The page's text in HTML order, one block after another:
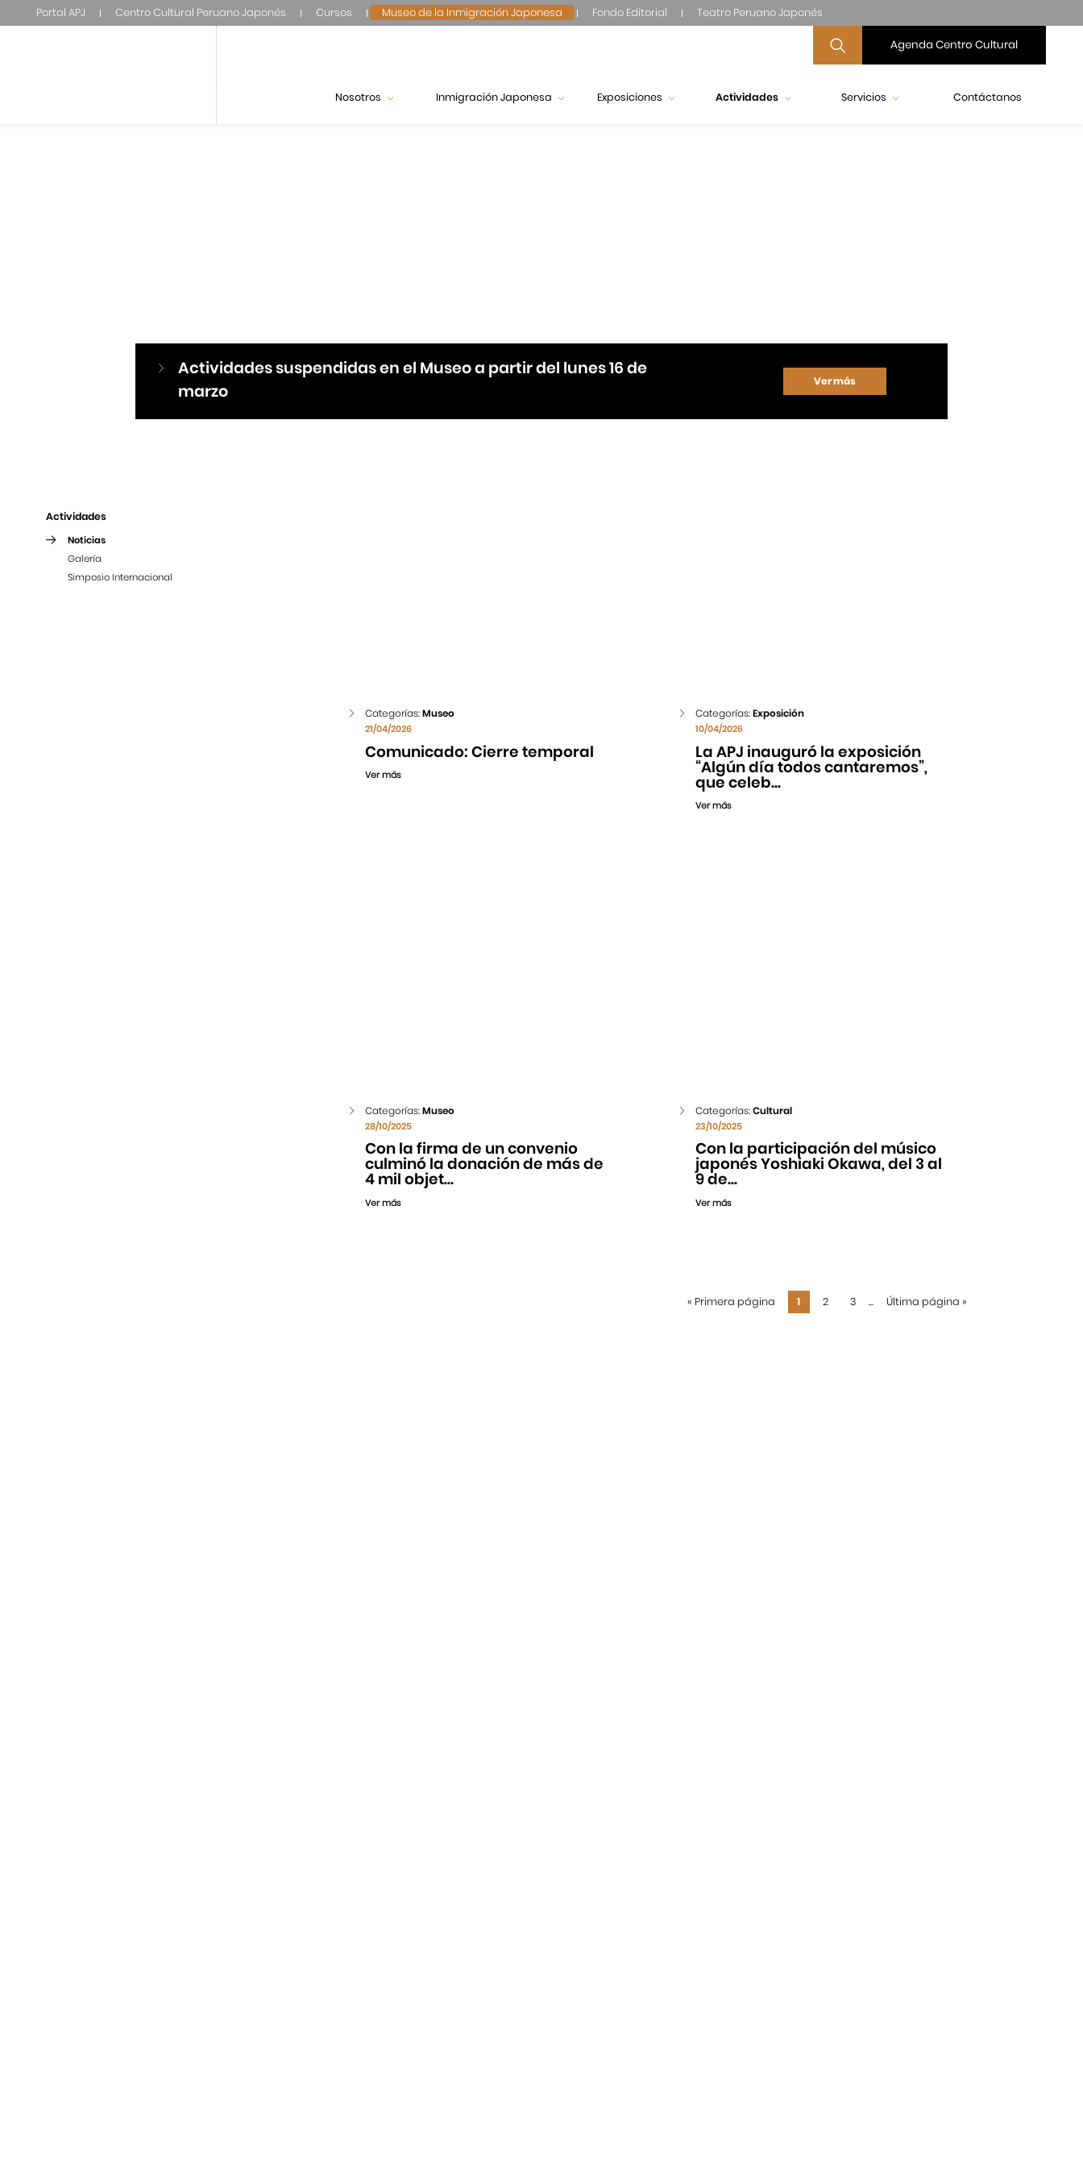
Portal APJ Centro Cultural Peruano Japonés Cursos Museo de la Inmigración Japonesa Fondo Editorial Teatro Peruano Japonés
Agenda Centro Cultural
Nosotros Inmigración Japonesa Exposiciones Actividades Servicios Contáctanos
Actividades suspendidas en el Museo a partir del lunes 16 de
marzo
Ver más
Actividades
Noticias
Galería
Simposio Internacional
Categorías:Museo
21/04/2026
Comunicado: Cierre temporal
Ver más
Categorías:Exposición
10/04/2026
La APJ inauguró la exposición
“Algún día todos cantaremos”,
que celeb...
Ver más
Categorías:Museo
28/10/2025
Con la firma de un convenio
culminó la donación de más de
4 mil objet...
Ver más
Categorías:Cultural
23/10/2025
Con la participación del músico
japonés Yoshiaki Okawa, del 3 al
9 de...
Ver más
« Primera página 1 2 3 ... Última página »